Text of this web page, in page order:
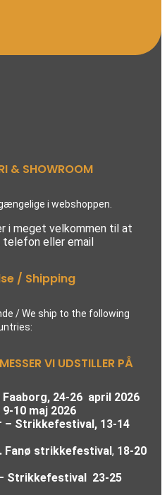
& SHOWROOM
i webshoppen.
i meget velkommen til at
eller email
/ Shipping
/ We ship to the following
VI UDSTILLER PÅ
24-26 april 2026
10 maj 2026
– Strikkefestival, 13-14
Fanø strikkefestival , 18-20
Strikkefestival
23-25